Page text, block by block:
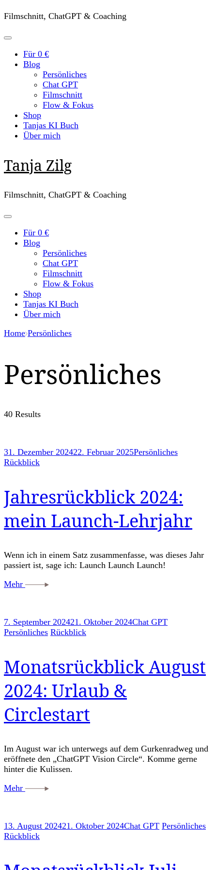
Filmschnitt, ChatGPT & Coaching
Für 0 €
Blog
Persönliches
Chat GPT
Filmschnitt
Flow & Fokus
Shop
Tanjas KI Buch
Über mich
Tanja Zilg
Filmschnitt, ChatGPT & Coaching
Für 0 €
Blog
Persönliches
Chat GPT
Filmschnitt
Flow & Fokus
Shop
Tanjas KI Buch
Über mich
Home Persönliches
Persönliches
40 Results
31. Dezember 202422. Februar 2025Persönliches
Rückblick
Jahresrückblick 2024:
mein Launch-Lehrjahr
Wenn ich in einem Satz zusammenfasse, was dieses Jahr
passiert ist, sage ich: Launch Launch Launch!
Mehr
7. September 202421. Oktober 2024Chat GPT
Persönliches Rückblick
Monatsrückblick August
2024: Urlaub &
Circlestart
Im August war ich unterwegs auf dem Gurkenradweg und
eröffnete den „ChatGPT Vision Circle“. Komme gerne
hinter die Kulissen.
Mehr
13. August 202421. Oktober 2024Chat GPT Persönliches
Rückblick